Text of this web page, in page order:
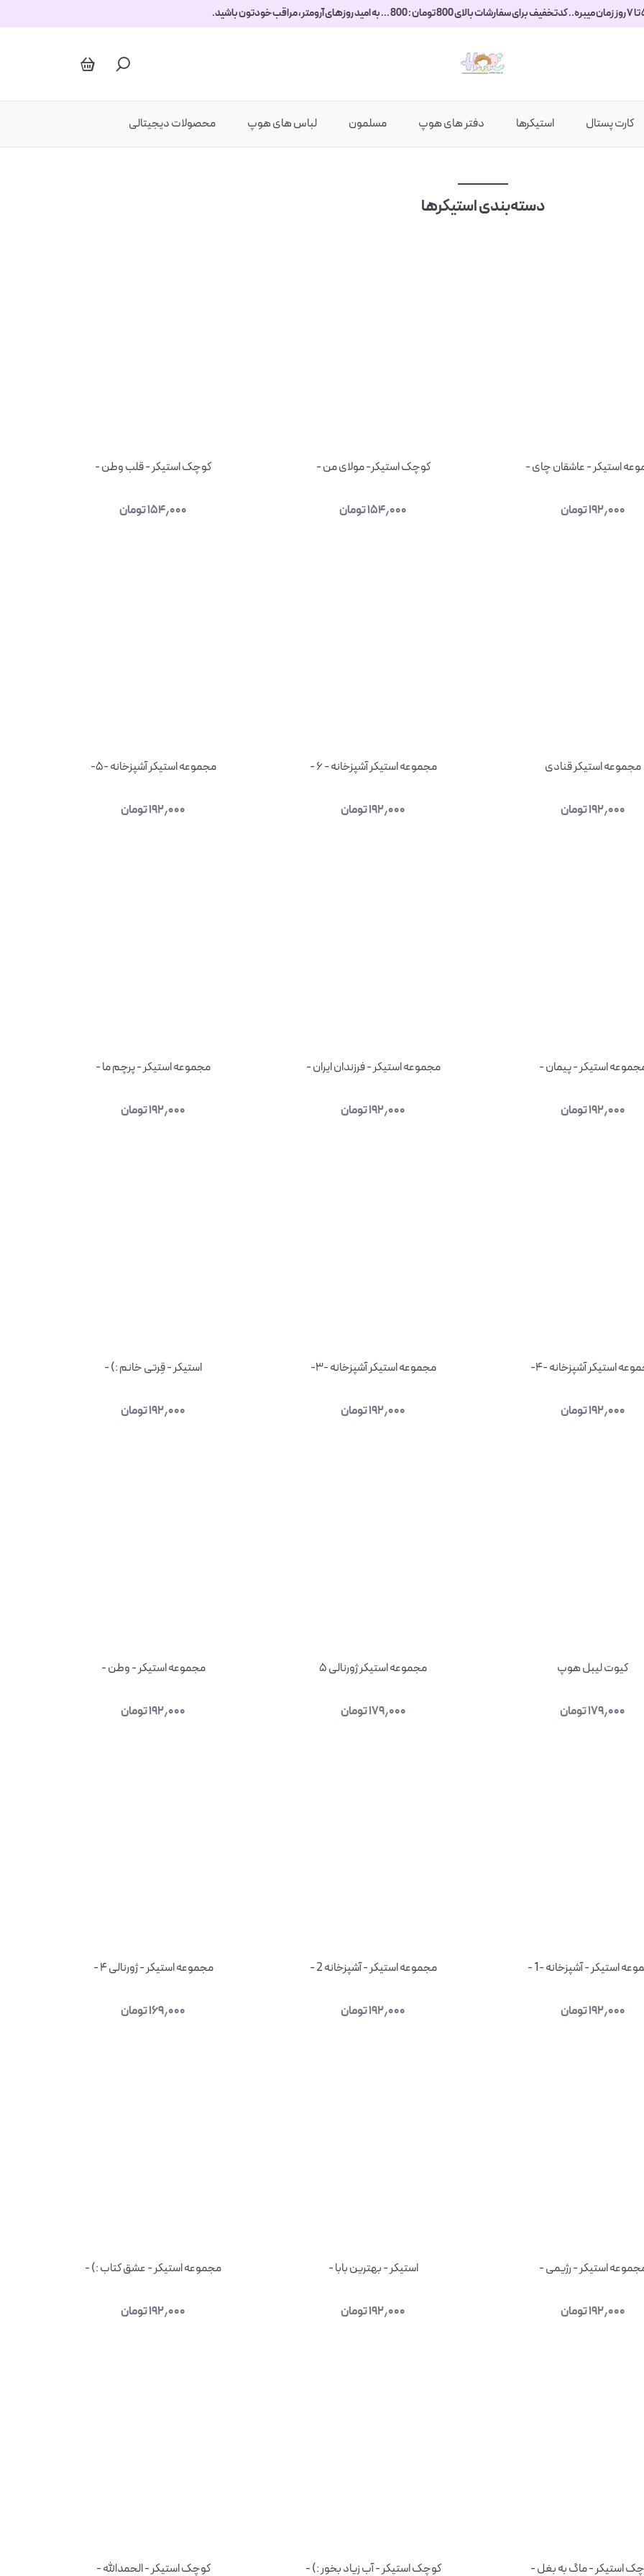
کارت پستال استیکرها دفتر های هوپ مسلمون لباس های هوپ محصولات دیجیتالی
دسته‌بندی استیکرها
استیکر - عاشقان چای -
۱۹۲٫۰۰۰تومان
کوچک استیکر- مولای من -
۱۵۴٫۰۰۰تومان
کوچک استیکر - قلب وطن -
۱۵۴٫۰۰۰تومان
مجموعه استیکر قنادی
۱۹۲٫۰۰۰تومان
مجموعه استیکر آشپزخانه - ۶ -
۱۹۲٫۰۰۰تومان
مجموعه استیکر آشپزخانه -۵-
۱۹۲٫۰۰۰تومان
استیکر - پیمان -
۱۹۲٫۰۰۰تومان
مجموعه استیکر - فرزندان ایران -
۱۹۲٫۰۰۰تومان
مجموعه استیکر - پرچم ما -
۱۹۲٫۰۰۰تومان
استیکر آشپزخانه -۴-
۱۹۲٫۰۰۰تومان
مجموعه استیکر آشپزخانه -۳-
۱۹۲٫۰۰۰تومان
استیکر - قِرتی خانم :) -
۱۹۲٫۰۰۰تومان
کیوت لیبل هوپ
۱۷۹٫۰۰۰تومان
مجموعه استیکر ژورنالی ۵
۱۷۹٫۰۰۰تومان
مجموعه استیکر - وطن -
۱۹۲٫۰۰۰تومان
استیکر - آشپزخانه -1 -
۱۹۲٫۰۰۰تومان
مجموعه استیکر - آشپزخانه 2 -
۱۹۲٫۰۰۰تومان
مجموعه استیکر - ژورنالی ۴ -
۱۶۹٫۰۰۰تومان
استیکر - رژیمی -
۱۹۲٫۰۰۰تومان
استیکر - بهترین بابا -
۱۹۲٫۰۰۰تومان
مجموعه استیکر - عشق کتاب :) -
۱۹۲٫۰۰۰تومان
استیکر - ماگ به بغل - کوچک استیکر - آب زیاد بخور :) - کوچک استیکر - الحمدالله -